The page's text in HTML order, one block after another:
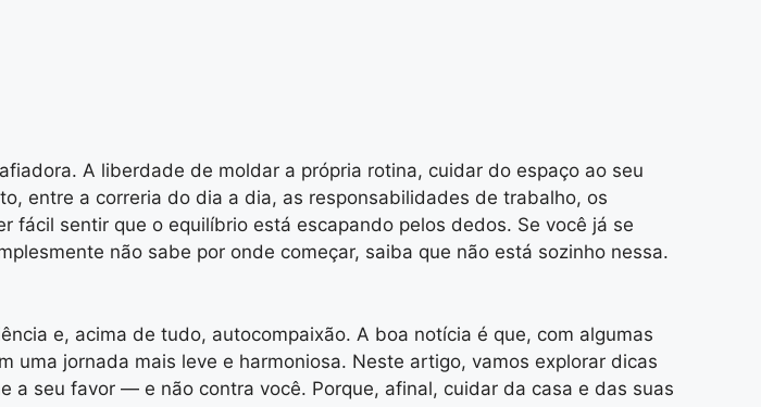
A liberdade de moldar a própria rotina, cuidar do espaço ao seu
entre a correria do dia a dia, as responsabilidades de trabalho, os
sentir que o equilíbrio está escapando pelos dedos. Se você já se
não sabe por onde começar, saiba que não está sozinho nessa.
e, acima de tudo, autocompaixão. A boa notícia é que, com algumas
jornada mais leve e harmoniosa. Neste artigo, vamos explorar dicas
seu favor — e não contra você. Porque, afinal, cuidar da casa e das suas